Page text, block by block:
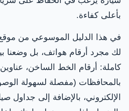
بأعلى كفاءة.
في هذا الدليل الموسوعي من
لك مجرد أرقام هواتف، بل وضعنا
كاملة: أرقام الخط الساخن، عناوين
بالمحافظات (مفصلة لسهولة
الإلكتروني، بالإضافة إلى جداول